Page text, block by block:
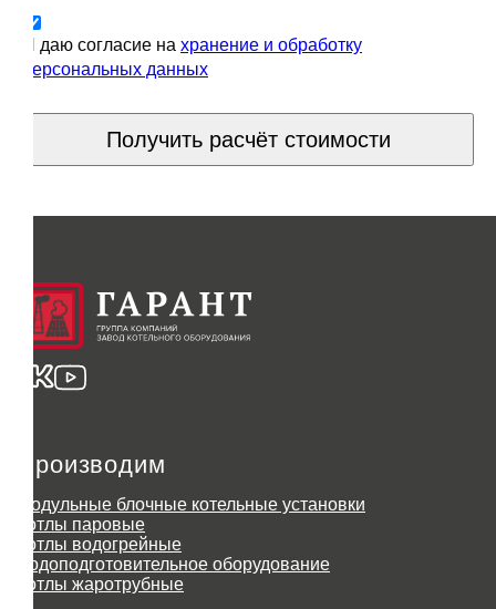
Я даю согласие на хранение и обработку
персональных данных
Получить расчёт стоимости
Производим
Модульные блочные котельные установки
Котлы паровые
Котлы водогрейные
Водоподготовительное оборудование
Котлы жаротрубные